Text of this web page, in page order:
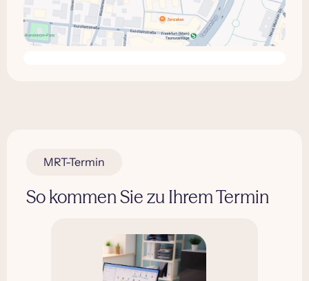
MRT-Termin
So kommen Sie zu Ihrem Termin